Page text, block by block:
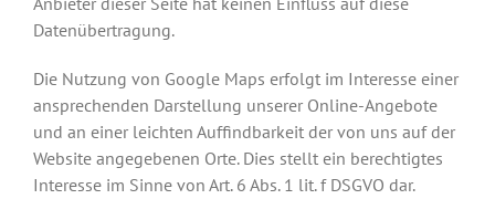
Datenübertragung.
Die Nutzung von Google Maps erfolgt im Interesse einer
ansprechenden Darstellung unserer Online-Angebote
und an einer leichten Auffindbarkeit der von uns auf der
Website angegebenen Orte. Dies stellt ein berechtigtes
Interesse im Sinne von Art. 6 Abs. 1 lit. f DSGVO dar.